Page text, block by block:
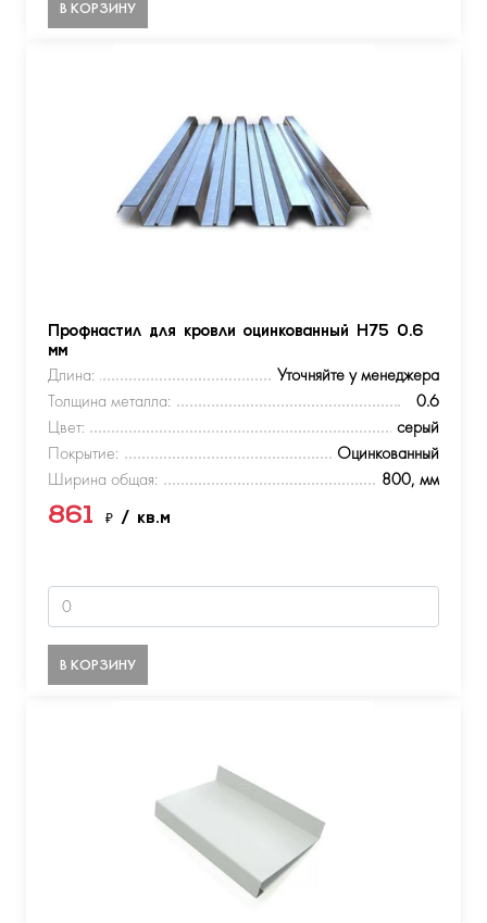
В КОРЗИНУ
Профнастил для кровли оцинкованный Н75 0.6
мм
Длина:
Уточняйте у менеджера
Толщина металла:
0.6
Цвет:
серый
Покрытие:
Оцинкованный
Ширина общая:
800, мм
861 ₽ / кв.м
В КОРЗИНУ